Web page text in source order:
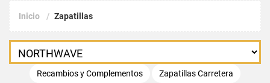
Inicio Zapatillas
Recambios y Complementos
Zapatillas Carretera